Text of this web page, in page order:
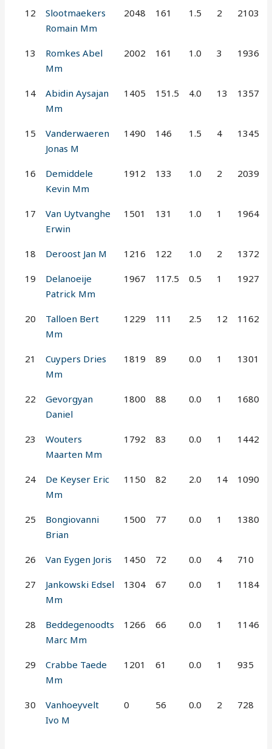
12
Slootmaekers
Romain Mm
2048 161 1.5 2 2103
13
Romkes Abel
Mm
2002 161 1.0 3 1936
14
Abidin Aysajan
Mm
1405 151.5 4.0 13 1357
15
Vanderwaeren
Jonas M
1490 146 1.5 4 1345
16
Demiddele
Kevin Mm
1912 133 1.0 2 2039
17
Van Uytvanghe
Erwin
1501 131 1.0 1 1964
18 Deroost Jan M 1216 122 1.0 2 1372
19
Delanoeije
Patrick Mm
1967 117.5 0.5 1 1927
20
Talloen Bert
Mm
1229 111 2.5 12 1162
21
Cuypers Dries
Mm
1819 89 0.0 1 1301
22
Gevorgyan
Daniel
1800 88 0.0 1 1680
23
Wouters
Maarten Mm
1792 83 0.0 1 1442
24
De Keyser Eric
Mm
1150 82 2.0 14 1090
25
Bongiovanni
Brian
1500 77 0.0 1 1380
26 Van Eygen Joris 1450 72 0.0 4 710
27
Jankowski Edsel
Mm
1304 67 0.0 1 1184
28
Beddegenoodts
Marc Mm
1266 66 0.0 1 1146
29
Crabbe Taede
Mm
1201 61 0.0 1 935
30
Vanhoeyvelt
Ivo M
0 56 0.0 2 728